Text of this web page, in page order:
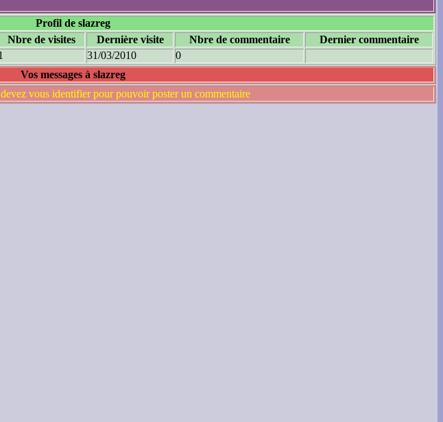
Profil de slazreg
Nbre de visites Dernière visite Nbre de commentaire
Dernier commentaire
31/03/2010
0
Vos messages à slazreg
vous identifier pour pouvoir poster un commentaire